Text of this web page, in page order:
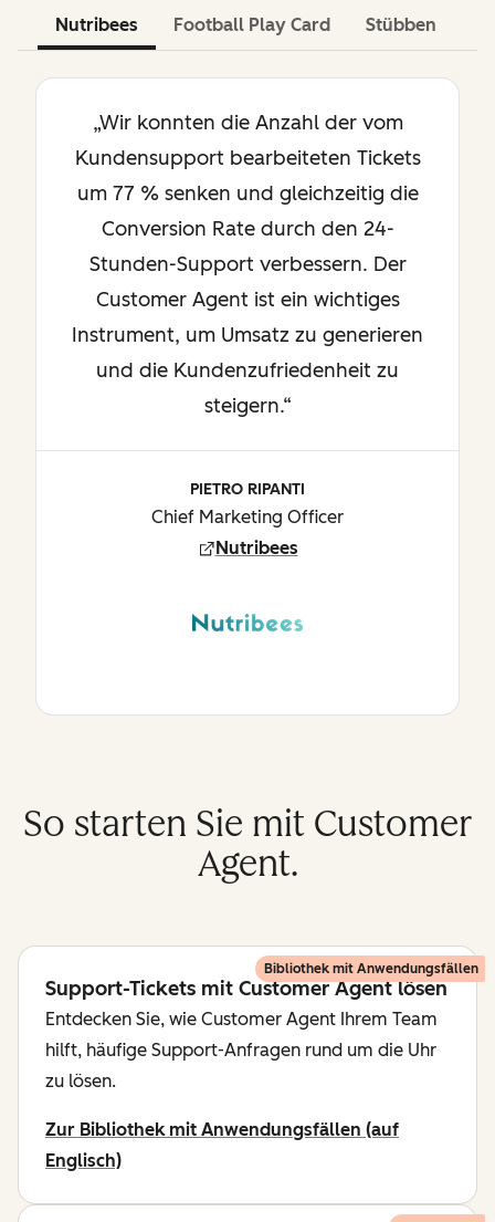
Nutribees Football Play Card Stübben
„Wir konnten die Anzahl der vom
Kundensupport bearbeiteten Tickets
um 77 % senken und gleichzeitig die
Conversion Rate durch den 24-
Stunden-Support verbessern. Der
Customer Agent ist ein wichtiges
Instrument, um Umsatz zu generieren
und die Kundenzufriedenheit zu
steigern.“
PIETRO RIPANTI
Chief Marketing Officer
Nutribees
So starten Sie mit Customer
Agent.
Bibliothek mit Anwendungsfällen
Support-Tickets mit Customer Agent lösen
Entdecken Sie, wie Customer Agent Ihrem Team
hilft, häufige Support-Anfragen rund um die Uhr
zu lösen.
Zur Bibliothek mit Anwendungsfällen (auf
Englisch)